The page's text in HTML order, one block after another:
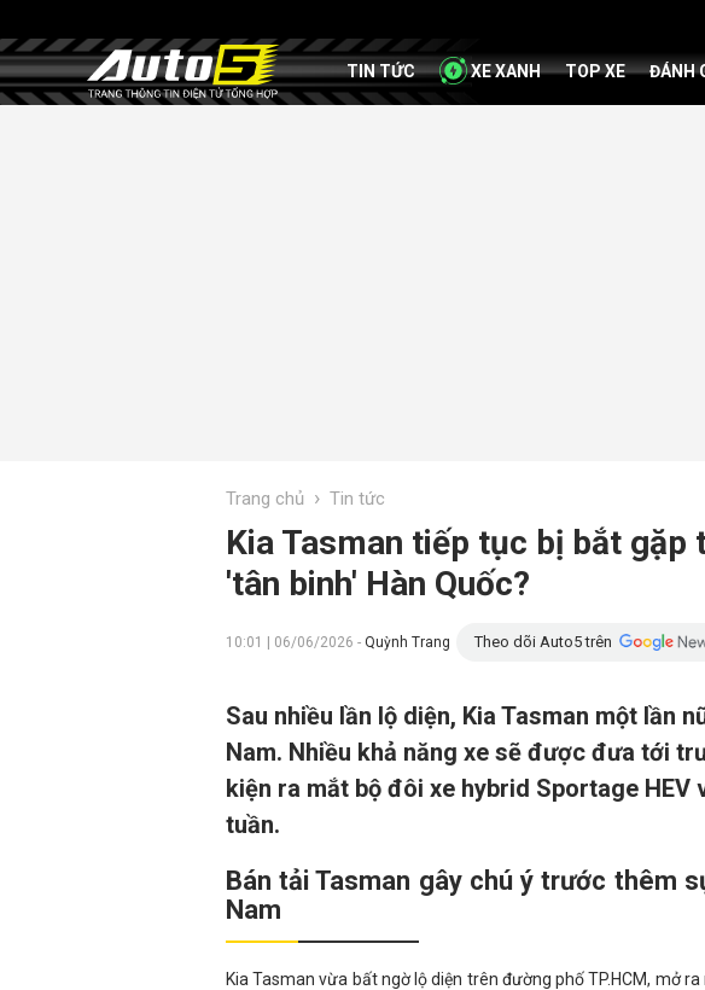
TIN TỨC XE XANH TOP XE ĐÁNH
Trang chủ › Tin tức
Kia Tasman tiếp tục bị bắt gặp
'tân binh' Hàn Quốc?
10:01 | 06/06/2026 - Quỳnh Trang Theo dõi Auto5 trên
Sau nhiều lần lộ diện, Kia Tasman một lần
Nam. Nhiều khả năng xe sẽ được đưa tới
kiện ra mắt bộ đôi xe hybrid Sportage HEV
tuần.
Bán tải Tasman gây chú ý trước thêm
Nam
Kia Tasman vừa bất ngờ lộ diện trên đường phố TP.HCM, mở